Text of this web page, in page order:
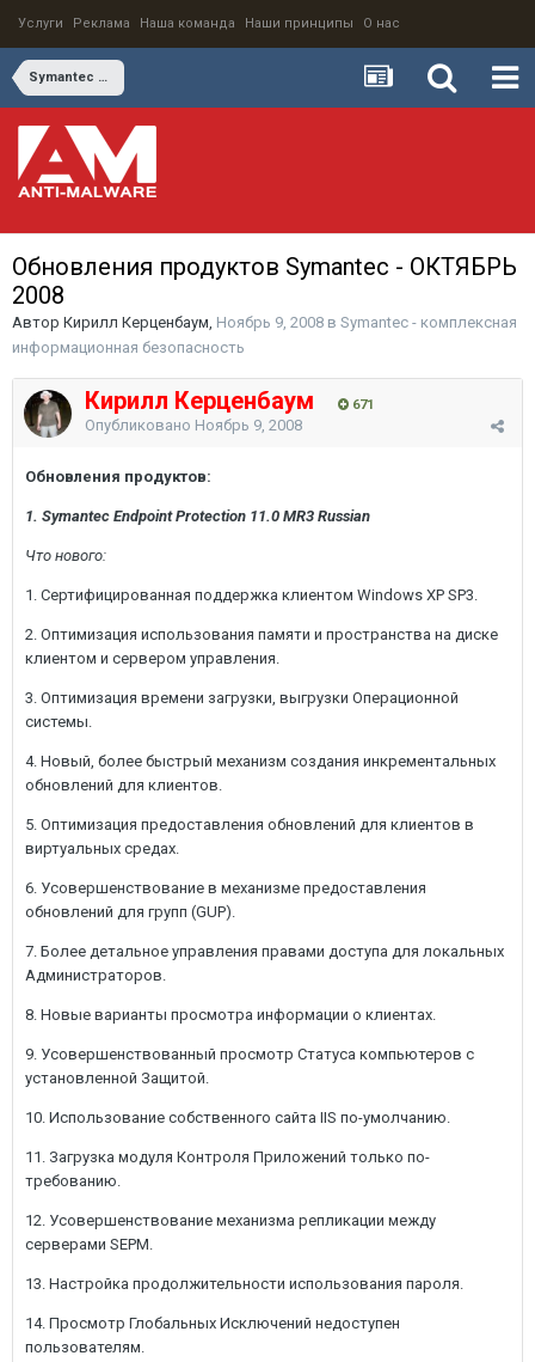
Услуги Реклама Наша команда Наши принципы О нас
Symantec - комплексная информационная безопасность
Обновления продуктов Symantec - ОКТЯБРЬ
2008
Автор Кирилл Керценбаум, Ноябрь 9, 2008 в Symantec - комплексная
информационная безопасность
Кирилл Керценбаум 671
Опубликовано Ноябрь 9, 2008
Обновления продуктов:
1. Symantec Endpoint Protection 11.0 MR3 Russian
Что нового:
1. Сертифицированная поддержка клиентом Windows XP SP3.
2. Оптимизация использования памяти и пространства на диске
клиентом и сервером управления.
3. Оптимизация времени загрузки, выгрузки Операционной
системы.
4. Новый, более быстрый механизм создания инкрементальных
обновлений для клиентов.
5. Оптимизация предоставления обновлений для клиентов в
виртуальных средах.
6. Усовершенствование в механизме предоставления
обновлений для групп (GUP).
7. Более детальное управления правами доступа для локальных
Администраторов.
8. Новые варианты просмотра информации о клиентах.
9. Усовершенствованный просмотр Статуса компьютеров с
установленной Защитой.
10. Использование собственного сайта IIS по-умолчанию.
11. Загрузка модуля Контроля Приложений только по-
требованию.
12. Усовершенствование механизма репликации между
серверами SEPM.
13. Настройка продолжительности использования пароля.
14. Просмотр Глобальных Исключений недоступен
пользователям.